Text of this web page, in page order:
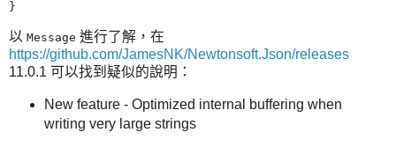
以 Message 進行了解，在
https://github.com/JamesNK/Newtonsoft.Json/releases
11.0.1 可以找到疑似的說明：
New feature - Optimized internal buffering when
writing very large strings